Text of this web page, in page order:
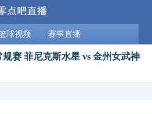
球视频 赛事直播
赛 菲尼克斯水星 vs 金州女武神